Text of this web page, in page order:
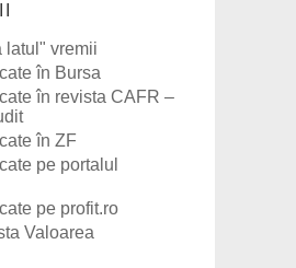
latul" vremii
în Bursa
în revista CAFR –
în ZF
pe portalul
pe profit.ro
Valoarea